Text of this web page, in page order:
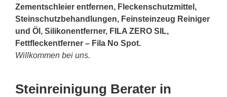
Zementschleier entfernen, Fleckenschutzmittel,
Steinschutzbehandlungen, Feinsteinzeug Reiniger
und Öl, Silikonentferner, FILA ZERO SIL,
Fettfleckentferner – Fila No Spot.
Willkommen bei uns.
Steinreinigung Berater in